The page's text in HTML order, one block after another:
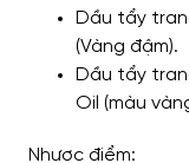
Dầu tẩy
(Vàng đậm).
Dầu tẩy
Oil (màu
Nhược điểm: